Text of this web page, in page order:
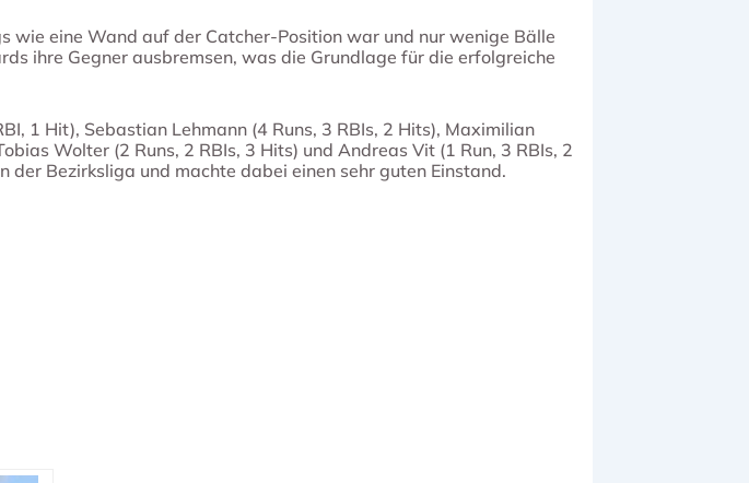
wie eine Wand auf der Catcher-Position war und nur wenige Bälle
ihre Gegner ausbremsen, was die Grundlage für die erfolgreiche
1 Hit), Sebastian Lehmann (4 Runs, 3 RBIs, 2 Hits), Maximilian
Wolter (2 Runs, 2 RBIs, 3 Hits) und Andreas Vit (1 Run, 3 RBIs, 2
Bezirksliga und machte dabei einen sehr guten Einstand.